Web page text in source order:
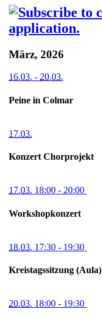
März, 2026
16.03. - 20.03.
Peine in Colmar
17.03.
Konzert Chorprojekt
17.03. 18:00 - 20:00
Workshopkonzert
18.03. 17:30 - 19:30
Kreistagssitzung (Aula)
20.03. 18:00 - 19:30